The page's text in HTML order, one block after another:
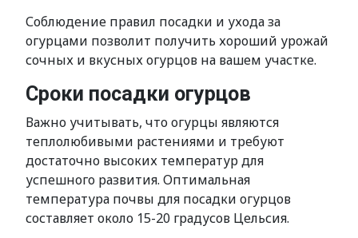
Соблюдение правил посадки и ухода за
огурцами позволит получить хороший урожай
сочных и вкусных огурцов на вашем участке.
Сроки посадки огурцов
Важно учитывать, что огурцы являются
теплолюбивыми растениями и требуют
достаточно высоких температур для
успешного развития. Оптимальная
температура почвы для посадки огурцов
составляет около 15-20 градусов Цельсия.